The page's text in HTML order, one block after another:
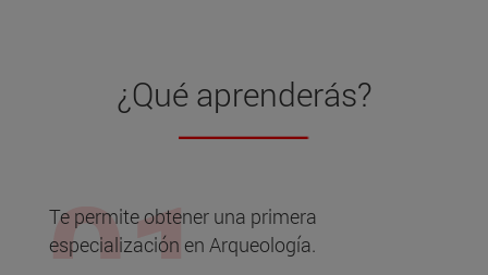
¿Qué aprenderás?
Te permite obtener una primera
especialización en Arqueología.